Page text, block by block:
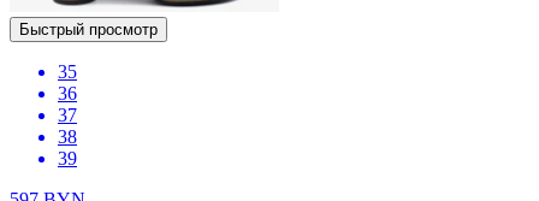
Быстрый просмотр
35
36
37
38
39